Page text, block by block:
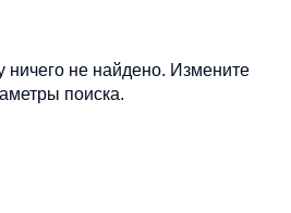
ничего не найдено. Измените
поиска.